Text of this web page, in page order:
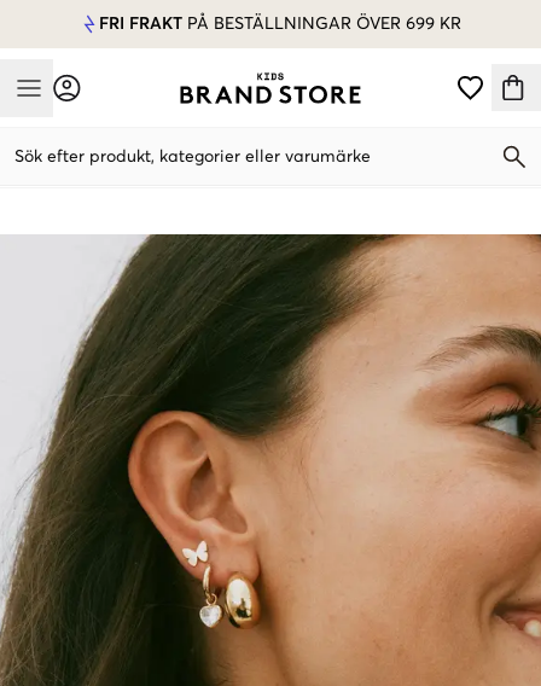
FRI FRAKT PÅ BESTÄLLNINGAR ÖVER 699 KR
Mobile Menu
Sök efter produkt, kategorier eller varumärke